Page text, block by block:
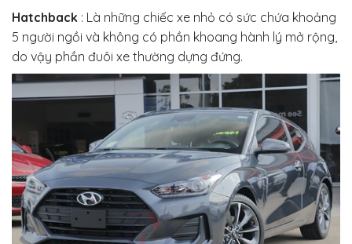
Hatchback : Là những chiếc xe nhỏ có sức chứa khoảng
5 người ngồi và không có phần khoang hành lý mở rộng,
do vậy phần đuôi xe thường dựng đứng.